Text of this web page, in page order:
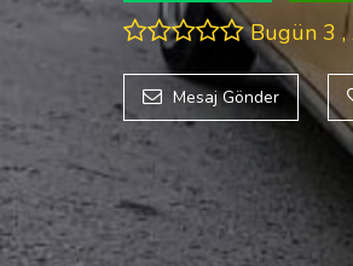
Bugün 3 ,
Mesaj Gönder